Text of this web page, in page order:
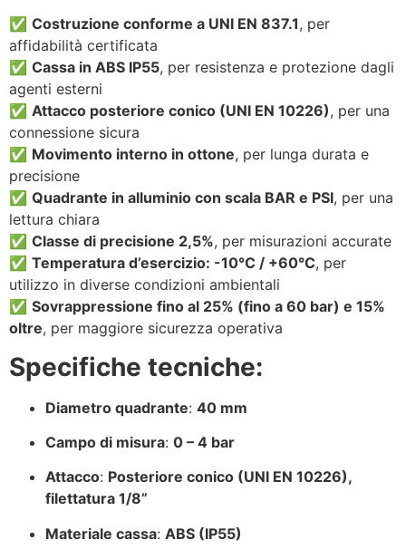
✅ Costruzione conforme a UNI EN 837.1, per
affidabilità certificata
✅ Cassa in ABS IP55, per resistenza e protezione dagli
agenti esterni
✅ Attacco posteriore conico (UNI EN 10226), per una
connessione sicura
✅ Movimento interno in ottone, per lunga durata e
precisione
✅ Quadrante in alluminio con scala BAR e PSI, per una
lettura chiara
✅ Classe di precisione 2,5%, per misurazioni accurate
✅ Temperatura d’esercizio: -10°C / +60°C, per
utilizzo in diverse condizioni ambientali
✅ Sovrappressione fino al 25% (fino a 60 bar) e 15%
oltre, per maggiore sicurezza operativa
Specifiche tecniche:
Diametro quadrante: 40 mm
Campo di misura: 0 – 4 bar
Attacco: Posteriore conico (UNI EN 10226),
filettatura 1/8”
Materiale cassa: ABS (IP55)